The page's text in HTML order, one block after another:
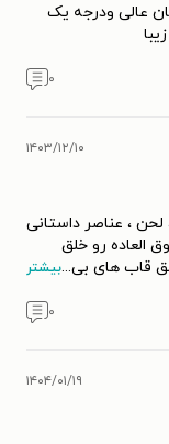
عالی ودرجه یک
۰
۱۴۰۳/۱۲/۱۰
لحن ، عناصر داستانی
العاده رو خلق
قاب های بی...بیشتر
۰
۱۴۰۴/۰۱/۱۹